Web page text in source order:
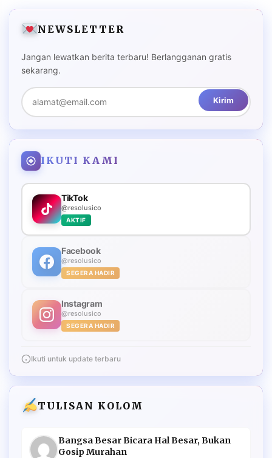
NEWSLETTER
Jangan lewatkan berita terbaru! Berlangganan gratis
sekarang.
Kirim
IKUTI KAMI
TikTok
@resolusico
AKTIF
Facebook
@resolusico
SEGERA HADIR
Instagram
@resolusico
SEGERA HADIR
Ikuti untuk update terbaru
TULISAN KOLOM
Bangsa Besar Bicara Hal Besar, Bukan
Gosip Murahan